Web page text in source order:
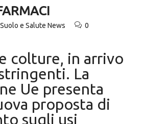
Suolo e Salute News 0
colture, in arrivo
La
Ue presenta
proposta di
sugli usi